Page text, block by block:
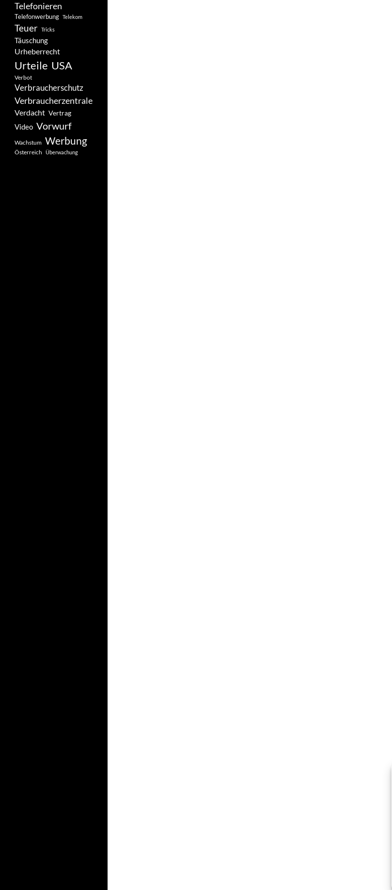
Telefonieren
Telefonwerbung Telekom
Teuer Tricks
Täuschung
Urheberrecht
Urteile USA
Verbot
Verbraucherschutz
Verbraucherzentrale
Verdacht Vertrag
Video Vorwurf
Wachstum Werbung
Österreich Überwachung